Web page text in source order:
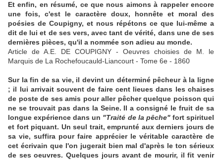
Et enfin, en résumé, ce que nous aimons à rappeler encore
une fois, c'est le caractère doux, honnête et moral des
poésies de Coupigny, et nous répétons ce que lui-même a
dit de lui et de ses vers, avec tant de vérité, dans une de ses
dernières pièces, qu'il a nommée son adieu au monde.
Article de A.E. DE COUPIGNY - Oeuvres choisies de M. le
Marquis de La Rochefoucauld-Liancourt - Tome 6e - 1860
Sur la fin de sa vie, il devint un déterminé pêcheur à la ligne
; il lui arrivait souvent de faire cent lieues dans les chaises
de poste de ses amis pour aller pêcher quelque poisson qui
ne se trouvait pas dans la Seine. Il a consigné le fruit de sa
longue expérience dans un "Traité de la pêche"fort spirituel
et fort piquant. Un seul trait, emprunté aux derniers jours de
sa vie, suffira pour faire apprécier le véritable caractère de
cet écrivain que l'on jugerait bien mal d'après le ton sérieux
de ses oeuvres. Quelques jours avant de mourir, il fit venir